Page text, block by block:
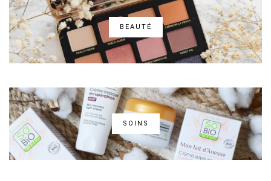
BEAUTÉ
SOINS